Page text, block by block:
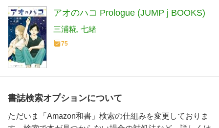
アオのハコ Prologue (JUMP j BOOKS)
三浦糀 七緒
75
書誌検索オプションについて
ただいま「Amazon和書」検索の仕組みを変更しておりま